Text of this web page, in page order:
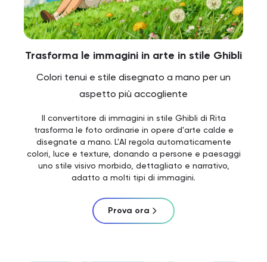
Trasforma le immagini in arte in stile Ghibli
Colori tenui e stile disegnato a mano per un
aspetto più accogliente
Il convertitore di immagini in stile Ghibli di Rita
trasforma le foto ordinarie in opere d'arte calde e
disegnate a mano. L'AI regola automaticamente
colori, luce e texture, donando a persone e paesaggi
uno stile visivo morbido, dettagliato e narrativo,
adatto a molti tipi di immagini.
Prova ora